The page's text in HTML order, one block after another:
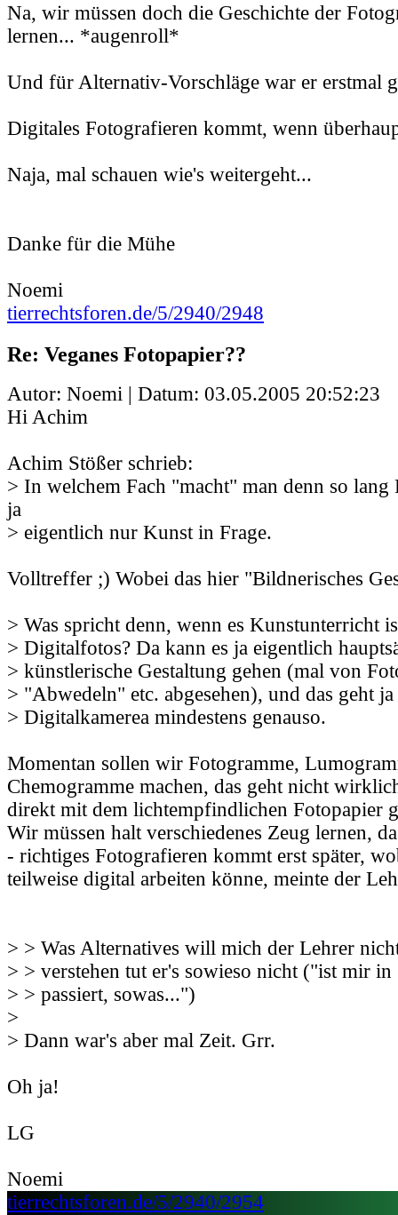
Na, wir müssen doch die Geschichte der
lernen... *augenroll*
Und für Alternativ-Vorschläge war er erstmal
Digitales Fotografieren kommt, wenn
Naja, mal schauen wie's weitergeht...
Danke für die Mühe
Noemi
tierrechtsforen.de/5/2940/2948
Re: Veganes Fotopapier??
Autor: Noemi | Datum: 03.05.2005 20:52:23
Hi Achim
Achim Stößer schrieb:
> In welchem Fach "macht" man denn so
ja
> eigentlich nur Kunst in Frage.
Volltreffer ;) Wobei das hier "Bildnerisches
> Was spricht denn, wenn es Kunstunterricht
> Digitalfotos? Da kann es ja eigentlich
> künstlerische Gestaltung gehen (mal von
> "Abwedeln" etc. abgesehen), und das geht
> Digitalkamerea mindestens genauso.
Momentan sollen wir Fotogramme,
Chemogramme machen, das geht nicht
direkt mit dem lichtempfindlichen Fotopapier
Wir müssen halt verschiedenes Zeug lernen,
- richtiges Fotografieren kommt erst später,
teilweise digital arbeiten könne, meinte der
> > Was Alternatives will mich der Lehrer
> > verstehen tut er's sowieso nicht ("ist mir in
> > passiert, sowas...")
>
> Dann war's aber mal Zeit. Grr.
Oh ja!
LG
Noemi
tierrechtsforen.de/5/2940/2954